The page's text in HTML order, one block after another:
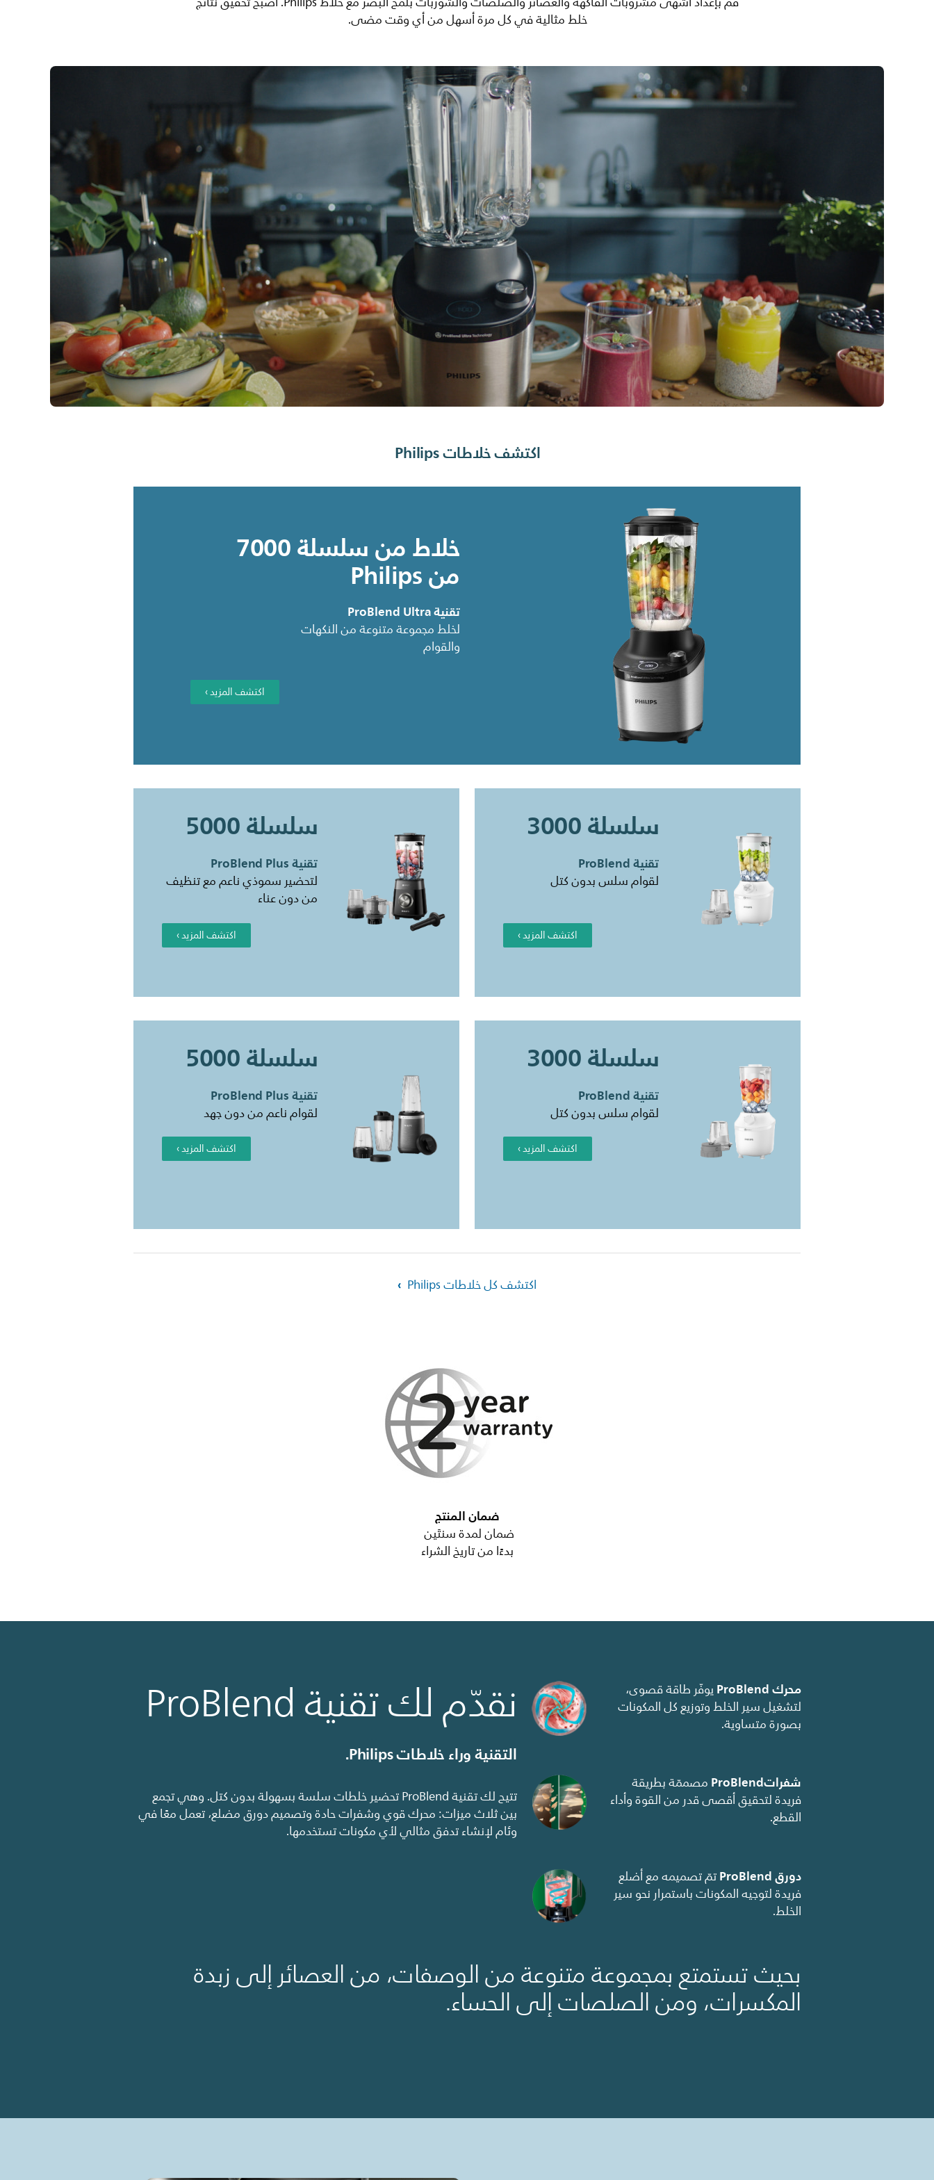
خلط مثالية في كل مرة أسهل من أي وقت مضى.
اكتشف خلاطات Philips
من Philips
تقنية ProBlend Ultra
لخلط مجموعة متنوعة من النكهات
والقوام
اكتشف المزيد ›
سلسلة 5000
تقنية ProBlend Plus
لتحضير سموذي ناعم مع تنظيف
من دون عناء
اكتشف المزيد ›
سلسلة 3000
تقنية ProBlend
​لقوام سلس بدون كتل
اكتشف المزيد ›
سلسلة 5000
تقنية ProBlend Plus
لقوام ناعم من دون جهد
اكتشف المزيد ›
سلسلة 3000
تقنية ProBlend
​لقوام سلس بدون كتل
اكتشف المزيد ›
اكتشف كل خلاطات Philips
ضمان المنتج
ضمان لمدة سنتَين
بدءًا من تاريخ الشراء
نقدّم لك تقنية ProBlend
التقنية وراء خلاطات Philips.
تتيح لك تقنية ProBlend تحضير خلطات سلسة بسهولة بدون كتل. وهي تجمع
بين ثلاث ميزات: محرك قوي وشفرات حادة وتصميم دورق مضلع، تعمل معًا في
وئام لإنشاء تدفق مثالي لأي مكونات تستخدمها.
محرك ProBlend
‏ يوفّر طاقة قصوى،
لتشغيل سير الخلط وتوزيع كل المكونات
بصورة متساوية.
شفراتProBlend
‏ مصممّة بطريقة
فريدة لتحقيق أقصى قدر من القوة وأداء
القطع.
دورق ProBlend
‏ تمّ تصميمه مع أضلع
فريدة لتوجيه المكونات باستمرار نحو سير
الخلط.
بحيث تستمتع بمجموعة متنوعة من الوصفات، من العصائر إلى زبدة
المكسرات، ومن الصلصات إلى الحساء.